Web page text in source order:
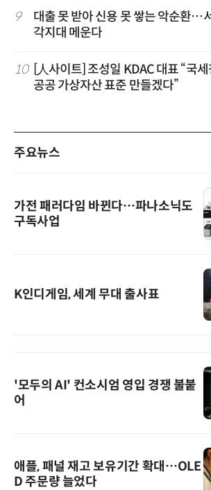
9
대출 못 받아 신용 못 쌓는 악순환…
각지대 메운다
10
[人사이트] 조성일 KDAC 대표 “국
공공 가상자산 표준 만들겠다”
주요뉴스
가전 패러다임 바뀐다…파나소닉도
구독사업
K인디게임, 세계 무대 출사표
'모두의 AI' 컨소시엄 영입 경쟁 불붙
어
애플, 패널 재고 보유기간 확대…OLE
D 주문량 늘었다